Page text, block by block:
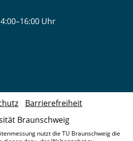
Uhr
Braunschweig
Barrierefreiheit
nutzt die TU Braunschweig die